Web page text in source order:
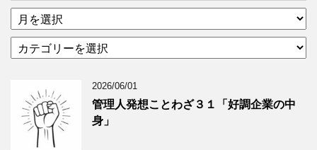
ア
ー
イ
テ
ー
2026/06/01
管理人発想ことわざ３１「好調企業の中
身」